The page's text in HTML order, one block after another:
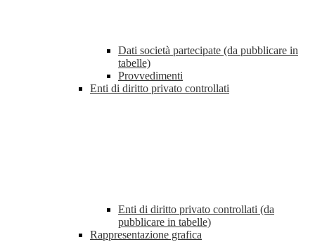
Dati società partecipate (da pubblicare in
tabelle)
Provvedimenti
Enti di diritto privato controllati
Enti di diritto privato controllati (da
pubblicare in tabelle)
Rappresentazione grafica